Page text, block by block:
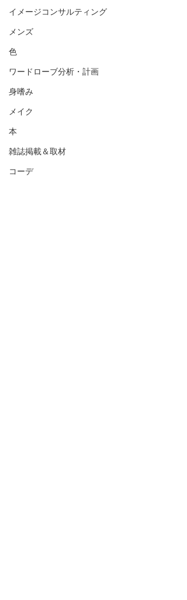
イメージコンサルティング
メンズ
色
ワードローブ分析・計画
身嗜み
メイク
本
雑誌掲載＆取材
コーデ